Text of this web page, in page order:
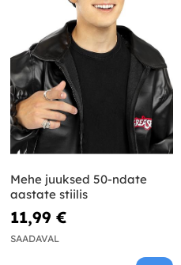
Mehe juuksed 50-ndate
aastate stiilis
11,99 €
SAADAVAL